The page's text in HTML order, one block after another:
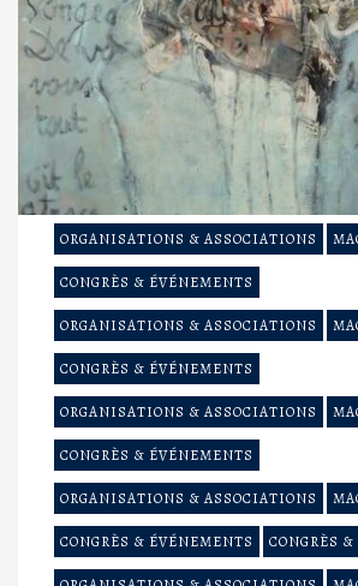
ORGANISATIONS & ASSOCIATIONS
CONGRÈS & ÉVÉNEMENTS
ORGANISATIONS & ASSOCIATIONS
CONGRÈS & ÉVÉNEMENTS
ORGANISATIONS & ASSOCIATIONS
CONGRÈS & ÉVÉNEMENTS
ORGANISATIONS & ASSOCIATIONS
CONGRÈS & ÉVÉNEMENTS CONGRÈS